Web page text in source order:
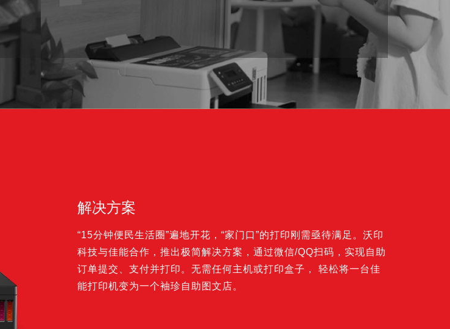
解决方案
“15分钟便民生活圈”遍地开花，“家门口”的打印刚需亟待满足。沃印
科技与佳能合作，推出极简解决方案，通过微信/QQ扫码，实现自助
订单提交、支付并打印。无需任何主机或打印盒子， 轻松将一台佳
能打印机变为一个袖珍自助图文店。